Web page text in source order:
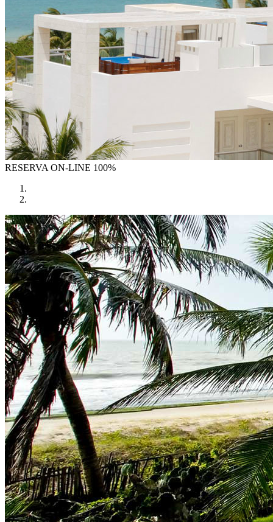
RESERVA ON-LINE 100%